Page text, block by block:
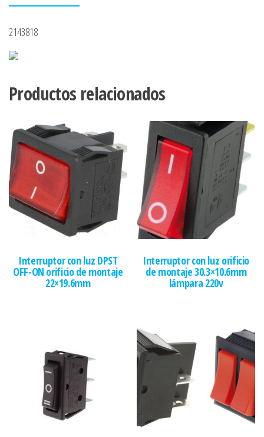
2143818
Productos relacionados
Interruptor con luz DPST
OFF-ON orificio de montaje
22×19.6mm
Interruptor con luz orificio
de montaje 30.3×10.6mm
lámpara 220v